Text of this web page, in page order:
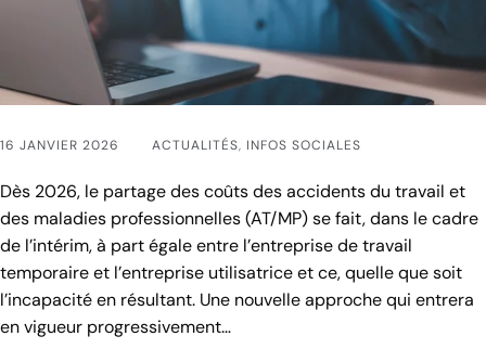
16 JANVIER 2026 ACTUALITÉS, INFOS SOCIALES
Dès 2026, le partage des coûts des accidents du travail et
des maladies professionnelles (AT/MP) se fait, dans le cadre
de l’intérim, à part égale entre l’entreprise de travail
temporaire et l’entreprise utilisatrice et ce, quelle que soit
l’incapacité en résultant. Une nouvelle approche qui entrera
en vigueur progressivement…